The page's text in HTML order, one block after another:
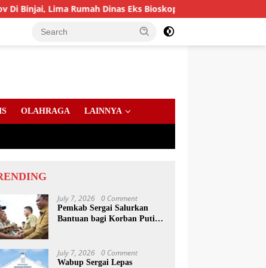
Rumah Dinas Eks Bioskop Ria Dibongkar
OLAHRAGA LAINNYA
July 7, 2026 0 Comment
Pemkab Sergai Salurkan
Bantuan bagi Korban Puting
July 7, 2026 0 Comment
Wabup Sergai Lepas